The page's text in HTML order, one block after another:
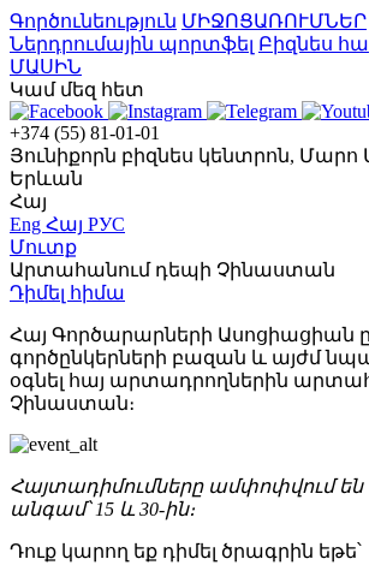
Գործունեություն ՄԻՋՈՑԱՌՈՒՄՆԵՐ
Ներդրումային պորտֆել Բիզնես
ՄԱՍԻՆ
Կամ մեզ հետ
+374 (55) 81-01-01
Յունիքորն բիզնես կենտրոն, Մարո
Երևան
Հայ
Eng Հայ РУС
Մուտք
Արտահանում դեպի Չինաստան
Դիմել հիմա
Հայ Գործարարների Ասոցիացիան
գործընկերների բազան և այժմ
օգնել հայ արտադրողներին
Չինաստան։
Հայտադիմումները ամփոփվում
անգամ՝ 15 և 30-ին։
Դուք կարող եք դիմել ծրագրին եթե՝